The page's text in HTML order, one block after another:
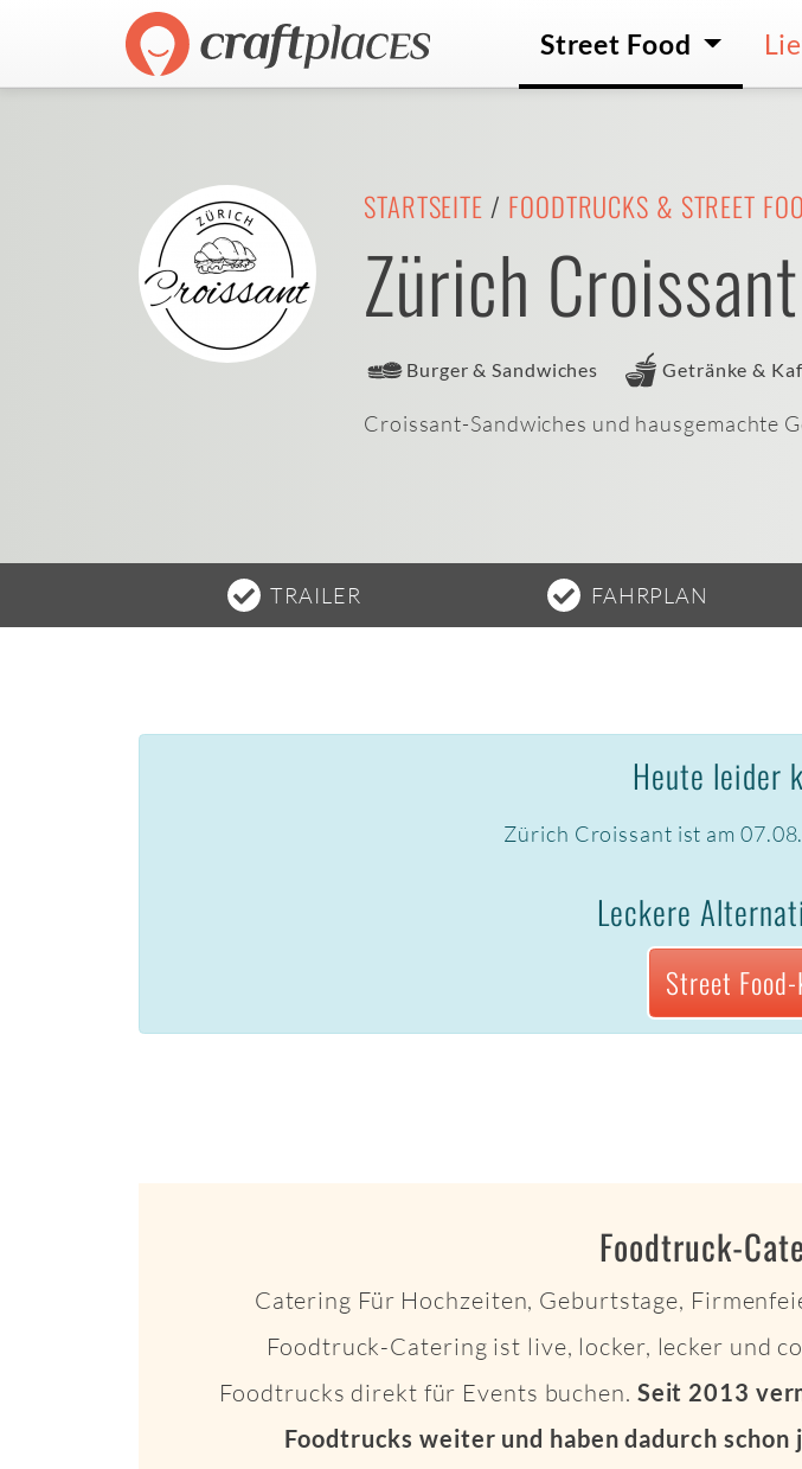
Street Food
STARTSEITE / FOODTRUCKS & STREET
Zürich Croissant
Burger & Sandwiches Getränke &
Croissant-Sandwiches und hausgemachte
TRAILER FAHRPLAN
Heute leider
Zürich Croissant ist am
Leckere
Street
Foodtruck-
Catering Für Hochzeiten, Geburtstage,
Foodtruck-Catering ist live, locker, lecker und
Foodtrucks direkt für Events buchen. Seit 2013
Foodtrucks weiter und haben dadurch